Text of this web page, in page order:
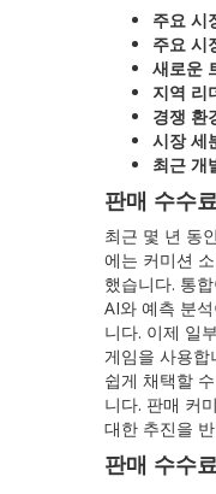
주요 시
주요 시
새로운
지역 리
경쟁 환
시장 세
최근 개
판매 수수
최근 몇 년 동
에는 커미션
했습니다. 통
AI와 예측 분
니다. 이제 일
게임을 사용합
쉽게 채택할
니다. 판매 커
대한 추진을
판매 수수